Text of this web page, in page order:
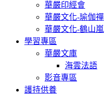
華嚴印經會
華嚴文化-瑜伽禪
華嚴文化-鶴山嵐
學習專區
華嚴文庫
海雲法語
影音專區
護持供養